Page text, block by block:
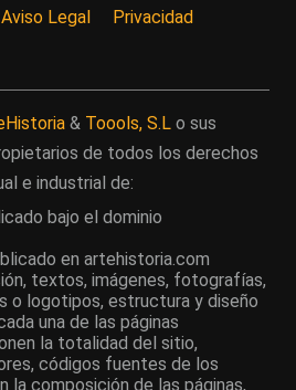
Aviso Legal Privacidad
& Toools, S.L o sus
de todos los derechos
e industrial de:
bajo el dominio
en artehistoria.com
textos, imágenes, fotografías,
o logotipos, estructura y diseño
una de las páginas
la totalidad del sitio,
códigos fuentes de los
la composición de las páginas,